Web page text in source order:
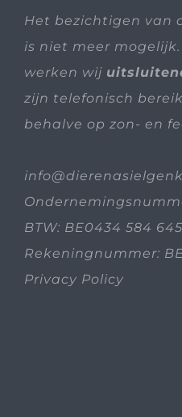
Het bezichtigen van
is niet meer
werken wij
zijn telefonisch
behalve op zon- en
BTW: BE0434 584 645
Rekeningnummer:
Privacy Policy